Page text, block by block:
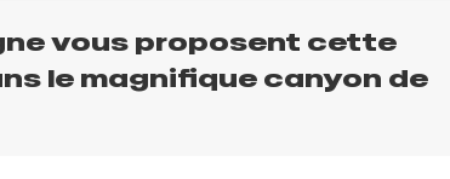
vous proposent cette
le magnifique canyon de